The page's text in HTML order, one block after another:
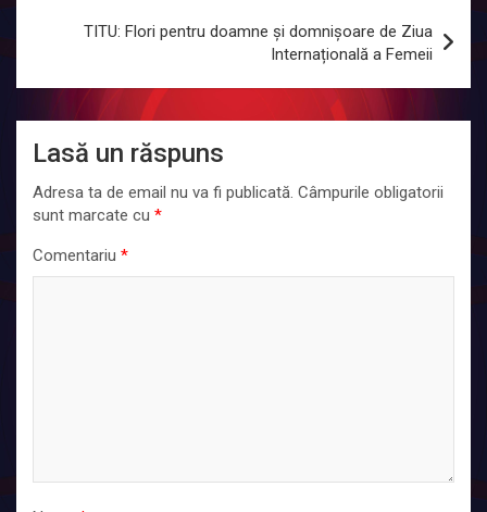
articoleTITU: Flori pentru doamne și domnișoare de Ziua
Internațională a Femeii
Lasă un răspuns
Adresa ta de email nu va fi publicată. Câmpurile obligatorii
sunt marcate cu *
Comentariu *